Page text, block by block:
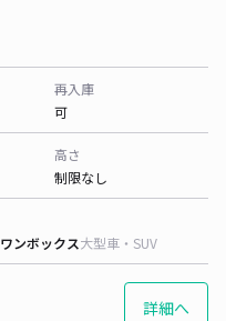
再入庫
可
高さ
制限なし
ワンボックス大型車・SUV
詳細へ